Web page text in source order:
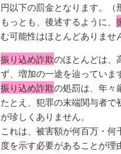
円以下の罰金となります。（
もっとも、後述するように、
む可能性はほとんどありませ
振り込め詐欺のほとんどは、
ず、増加の一途を辿っていま
振り込め詐欺の処罰は、年々
たとえ、犯罪の末端関与者で
が珍しくありません。
これは、被害額が何百万・何
度を示す必要があることが理